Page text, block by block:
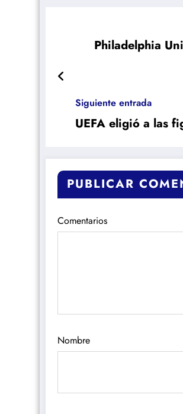
Philadelphia
Siguiente entrada
UEFA eligió a las
PUBLICAR
Comentarios
Nombre